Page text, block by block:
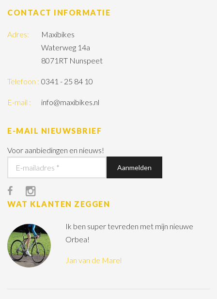
CONTACT INFORMATIE
Adres:
Maxibikes
Waterweg 14a
8071RT Nunspeet
Telefoon : 0341 - 25 84 10
E-mail : info@maxibikes.nl
E-MAIL NIEUWSBRIEF
Voor aanbiedingen en nieuws!
WAT KLANTEN ZEGGEN
Ik ben super tevreden met mijn nieuwe
Orbea!
Jan van de Marel